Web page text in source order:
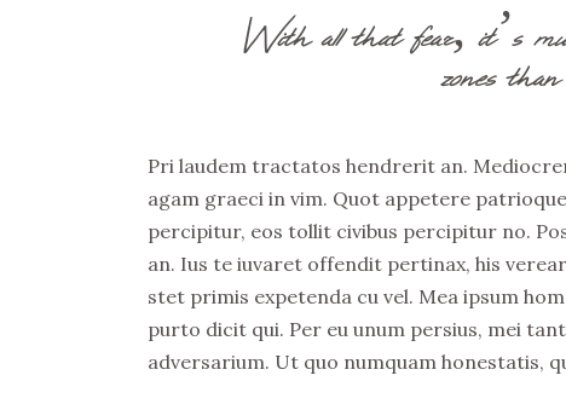
With all that fear, it’s
zones
Pri laudem tractatos hendrerit an.
agam graeci in vim. Quot appetere
percipitur, eos tollit civibus percipitur no.
an. Ius te iuvaret offendit pertinax, his
stet primis expetenda cu vel. Mea ipsum
purto dicit qui. Per eu unum persius, mei
adversarium. Ut quo numquam honestatis,